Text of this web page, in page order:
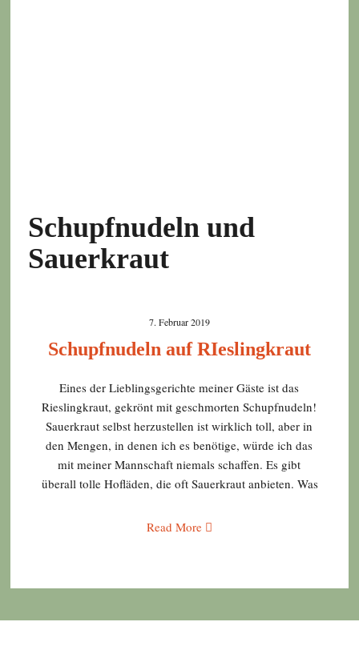
Schupfnudeln und
Sauerkraut
7. Februar 2019
Schupfnudeln auf RIeslingkraut
Eines der Lieblingsgerichte meiner Gäste ist das
Rieslingkraut, gekrönt mit geschmorten Schupfnudeln!
Sauerkraut selbst herzustellen ist wirklich toll, aber in
den Mengen, in denen ich es benötige, würde ich das
mit meiner Mannschaft niemals schaffen. Es gibt
überall tolle Hofläden, die oft Sauerkraut anbieten. Was
Read More